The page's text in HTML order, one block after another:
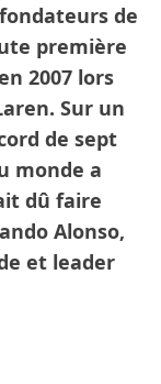
de
première
2007 lors
Sur un
de sept
monde a
dû faire
Alonso,
et leader